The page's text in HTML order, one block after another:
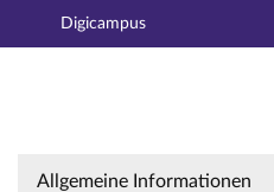
Digicampus
Vorlesung:
Allgemeine Informationen